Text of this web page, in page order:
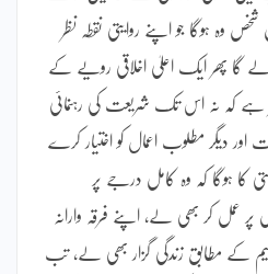
وہ ہوگا جو اپنے روایتی نقطہ نظر
لے گا پھر ایک اعلیٰ اخلاقی رویے کے
ہے کہ نہ اس تک شریعت کی رہنمائی
دیگر مطلوب اعمال کو اختیار کرے
کا ہوگا کہ وہ کامل درجے پر
عمل کر بھی لے، اپنے فرقہ وارانہ
کے مطابق زندگی گزار بھی لے، تب